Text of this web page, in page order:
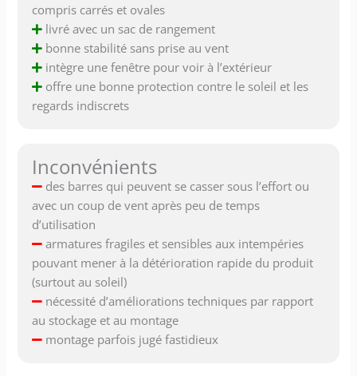
compris carrés et ovales
livré avec un sac de rangement
bonne stabilité sans prise au vent
intègre une fenêtre pour voir à l’extérieur
offre une bonne protection contre le soleil et les
regards indiscrets
Inconvénients
des barres qui peuvent se casser sous l’effort ou
avec un coup de vent après peu de temps
d’utilisation
armatures fragiles et sensibles aux intempéries
pouvant mener à la détérioration rapide du produit
(surtout au soleil)
nécessité d’améliorations techniques par rapport
au stockage et au montage
montage parfois jugé fastidieux